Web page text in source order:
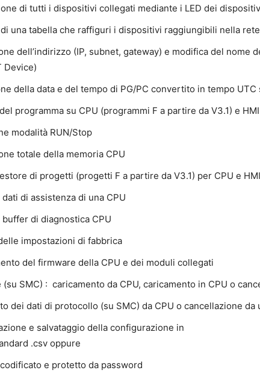
di tutti i dispositivi collegati mediante i LED dei
una tabella che raffiguri i dispositivi raggiungibili nella rete
dell’indirizzo (IP, subnet, gateway) e modifica del nome
Device)
della data e del tempo di PG/PC convertito in tempo UTC
programma su CPU (programmi F a partire da V3.1) e
modalità RUN/Stop
totale della memoria CPU
di progetti (progetti F a partire da V3.1) per CPU e HMI
di assistenza di una CPU
di diagnostica CPU
impostazioni di fabbrica
del firmware della CPU e dei moduli collegati
SMC) : caricamento da CPU, caricamento in CPU o
dei dati di protocollo (su SMC) da CPU o cancellazione da
e salvataggio della configurazione in
.csv oppure
e protetto da password